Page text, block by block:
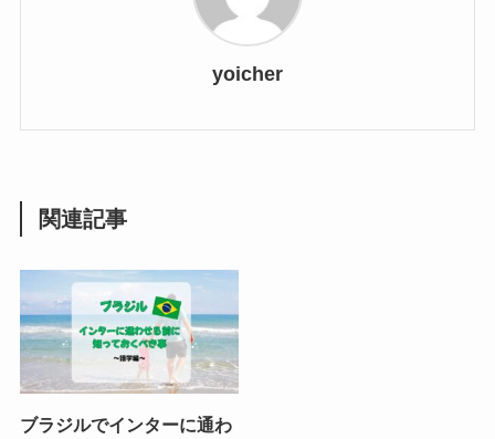
yoicher
関連記事
ブラジルでインターに通わ